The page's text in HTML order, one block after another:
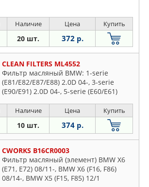
Наличие Цена Купить
20 шт. 372 р.
CLEAN FILTERS ML4552
Фильтр масляный BMW: 1-serie
(E81/E82/E87/E88) 2.0D 04-, 3-serie
(E90/E91) 2.0D 04-, 5-serie (E60/E61)
07- (mtrs. N47D20..)
Наличие Цена Купить
10 шт. 374 р.
CWORKS B16CR0003
Фильтр масляный (элемент) BMW X6
(E71, E72) 08/11-, BMW X6 (F16, F86)
08/14-, BMW X5 (F15, F85) 12/1